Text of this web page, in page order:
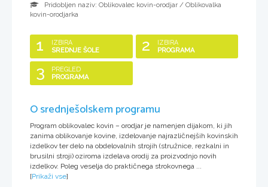
Pridobljen naziv: Oblikovalec kovin-orodjar / Oblikovalka
kovin-orodjarka
1
IZBIRA
SREDNJE ŠOLE
2
IZBIRA
PROGRAMA
3
PREGLED
PROGRAMA
O srednješolskem programu
Program oblikovalec kovin – orodjar je namenjen dijakom, ki jih
zanima oblikovanje kovine, izdelovanje najrazličnejših kovinskih
izdelkov ter delo na obdelovalnih strojih (stružnice, rezkalni in
brusilni stroji) oziroma izdelava orodij za proizvodnjo novih
izdelkov. Poleg veselja do praktičnega strokovnega ...
[Prikaži vse]